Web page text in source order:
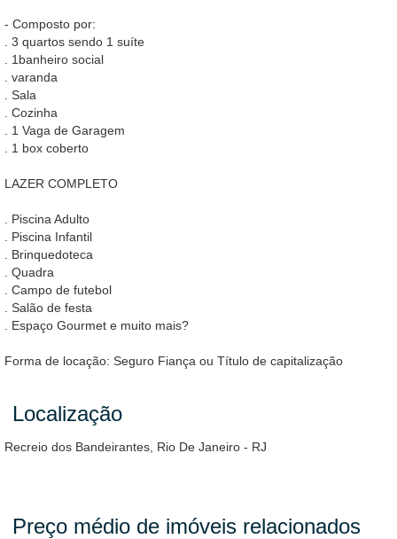
- Composto por:
. 3 quartos sendo 1 suíte
. 1banheiro social
. varanda
. Sala
. Cozinha
. 1 Vaga de Garagem
. 1 box coberto
LAZER COMPLETO
. Piscina Adulto
. Piscina Infantil
. Brinquedoteca
. Quadra
. Campo de futebol
. Salão de festa
. Espaço Gourmet e muito mais?
Forma de locação: Seguro Fiança ou Título de capitalização
Localização
Recreio dos Bandeirantes, Rio De Janeiro - RJ
Preço médio de imóveis relacionados